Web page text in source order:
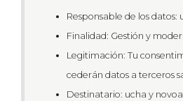
Responsable de los datos:
Finalidad: Gestión y
Legitimación: Tu
cederán datos a terceros
Destinatario: ucha y novoa